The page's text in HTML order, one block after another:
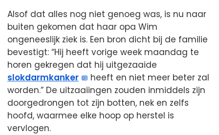
Alsof dat alles nog niet genoeg was, is nu naar
buiten gekomen dat haar opa Wim
ongeneeslijk ziek is. Een bron dicht bij de familie
bevestigt: “Hij heeft vorige week maandag te
horen gekregen dat hij uitgezaaide
slokdarmkanker
heeft en niet meer beter zal
worden.” De uitzaaiingen zouden inmiddels zijn
doorgedrongen tot zijn botten, nek en zelfs
hoofd, waarmee elke hoop op herstel is
vervlogen.